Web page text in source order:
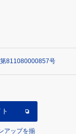
811080000857号
アップを揃